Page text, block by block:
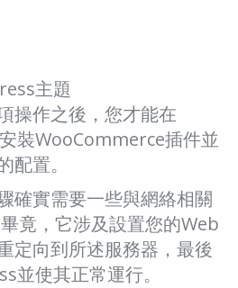
主題
操作之後，您才能在
裝WooCommerce插件並
配置。
確實需要一些與網絡相關
竟，它涉及設置您的Web
定向到所述服務器，最後
並使其正常運行。